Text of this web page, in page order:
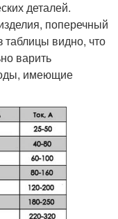
деталей.
поперечный
таблицы видно, что
варить
имеющие